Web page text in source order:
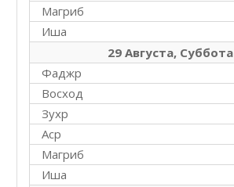
Магриб
Иша
29 Августа, Суббота
Фаджр
Восход
Зухр
Аср
Магриб
Иша